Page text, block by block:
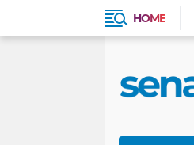
HOME